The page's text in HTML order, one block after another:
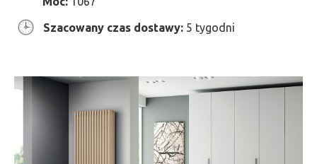
Szacowany czas dostawy: 5 tygodni